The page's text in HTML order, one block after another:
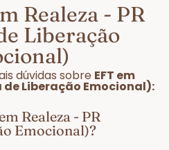
Realeza - PR
Liberação
dúvidas sobre EFT em
de Liberação Emocional):
Realeza - PR
Emocional)?